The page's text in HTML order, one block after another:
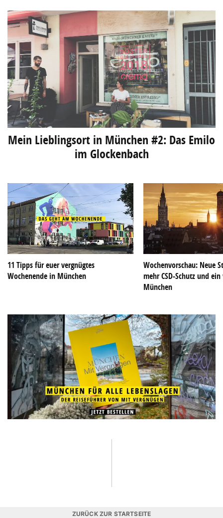
Mein Lieblingsort in München #2: Das Emilo
im Glockenbach
11 Tipps für euer vergnügtes
Wochenende in München
Wochenvorschau: Neue
mehr CSD-Schutz und
München
ZURÜCK ZUR STARTSEITE